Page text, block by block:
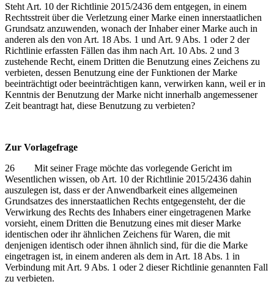
Steht Art. 10 der Richtlinie 2015/2436 dem entgegen, in einem
Rechtsstreit über die Verletzung einer Marke einen innerstaatlichen
Grundsatz anzuwenden, wonach der Inhaber einer Marke auch in
anderen als den von Art. 18 Abs. 1 und Art. 9 Abs. 1 oder 2 der
Richtlinie erfassten Fällen das ihm nach Art. 10 Abs. 2 und 3
zustehende Recht, einem Dritten die Benutzung eines Zeichens zu
verbieten, dessen Benutzung eine der Funktionen der Marke
beeinträchtigt oder beeinträchtigen kann, verwirken kann, weil er in
Kenntnis der Benutzung der Marke nicht innerhalb angemessener
Zeit beantragt hat, diese Benutzung zu verbieten?
Zur Vorlagefrage
26 Mit seiner Frage möchte das vorlegende Gericht im
Wesentlichen wissen, ob Art. 10 der Richtlinie 2015/2436 dahin
auszulegen ist, dass er der Anwendbarkeit eines allgemeinen
Grundsatzes des innerstaatlichen Rechts entgegensteht, der die
Verwirkung des Rechts des Inhabers einer eingetragenen Marke
vorsieht, einem Dritten die Benutzung eines mit dieser Marke
identischen oder ihr ähnlichen Zeichens für Waren, die mit
denjenigen identisch oder ihnen ähnlich sind, für die die Marke
eingetragen ist, in einem anderen als dem in Art. 18 Abs. 1 in
Verbindung mit Art. 9 Abs. 1 oder 2 dieser Richtlinie genannten Fall
zu verbieten.